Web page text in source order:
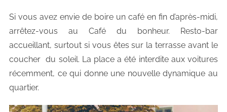
Si vous avez envie de boire un café en fin d’après-midi,
arrêtez-vous au Café du bonheur. Resto-bar
accueillant, surtout si vous êtes sur la terrasse avant le
coucher du soleil. La place a été interdite aux voitures
récemment, ce qui donne une nouvelle dynamique au
quartier.